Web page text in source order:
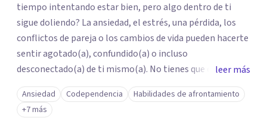
tiempo intentando estar bien, pero algo dentro de ti
sigue doliendo? La ansiedad, el estrés, una pérdida, los
conflictos de pareja o los cambios de vida pueden hacerte
sentir agotado(a), confundido(a) o incluso
desconectado(a) de ti mismo(a). No tienes que enfrentar
este proceso en soledad. Te ofrezco un espacio seguro,
libre de juicios y basado en la empatía, el respeto y la
confidencialidad, donde juntos comprenderemos qué está
leer más
Ansiedad Codependencia
Habilidades de afrontamiento
+7 más